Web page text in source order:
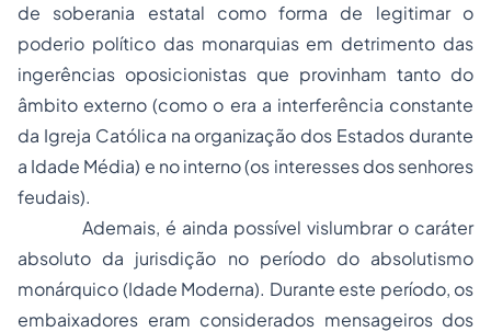
de soberania estatal como forma de legitimar o
poderio político das monarquias em detrimento das
ingerências oposicionistas que provinham tanto do
âmbito externo (como o era a interferência constante
da Igreja Católica na organização dos Estados durante
a Idade Média) e no interno (os interesses dos senhores
feudais).
Ademais, é ainda possível vislumbrar o caráter
absoluto da jurisdição no período do absolutismo
monárquico (Idade Moderna). Durante este período, os
embaixadores eram considerados mensageiros dos